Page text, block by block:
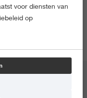
mail een bevestiging.
programma en de
voor diensten van
op